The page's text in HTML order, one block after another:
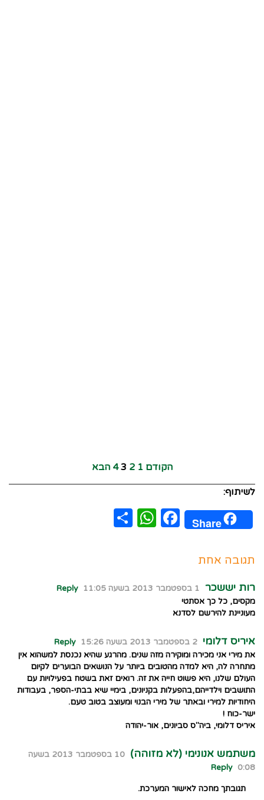
הקודם 1
2
3
4 הבא
לשיתוף:
Share
Facebook
WhatsApp
תגובה אחת
רות יששכר 1 בספטמבר 2013 בשעה 11:05
Reply
מקסים, כל כך אסתטי
מעוניינת להירשם לסדנא
איריס דלומי 2 בספטמבר 2013 בשעה 15:26
Reply
את מירי אני מכירה ומוקירה מזה שנים. מהרגע שהיא נכנסת למשהוא אין
מתחרה לה, היא למדה מהטובים ביותר על הנושאים הבוערים לקיום
העולם שלנו, היא פשוט חייה את זה. רואים זאת בשטח בפעילויות עם
התושבים וילדייהם,בהפעלות בקניונים, בימיי שיא בבתי-הספר, בעבודות
היחודיות למירי ובאתר של מירי הבנוי ומעוצב בטוב טעם.
ישר-כוח !
איריס דלומי, ביה"ס סביונים, אור-יהודה
משתמש אנונימי (לא מזוהה)
10 בספטמבר 2013 בשעה
0:08
Reply
תגובתך מחכה לאישור המערכת.